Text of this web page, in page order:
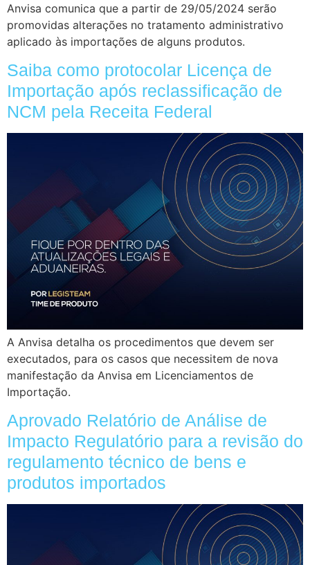
Anvisa comunica que a partir de 29/05/2024 serão
promovidas alterações no tratamento administrativo
aplicado às importações de alguns produtos.
Saiba como protocolar Licença de
Importação após reclassificação de
NCM pela Receita Federal
A Anvisa detalha os procedimentos que devem ser
executados, para os casos que necessitem de nova
manifestação da Anvisa em Licenciamentos de
Importação.
Aprovado Relatório de Análise de
Impacto Regulatório para a revisão do
regulamento técnico de bens e
produtos importados